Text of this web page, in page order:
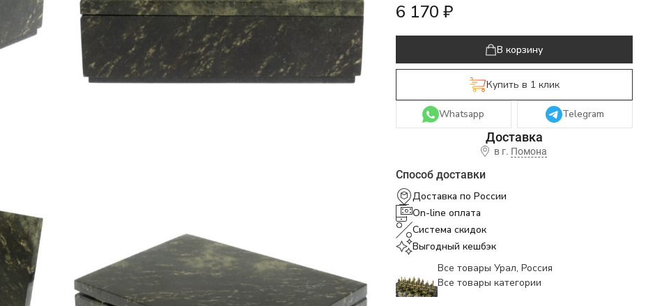
6 170 ₽
В корзину
Купить в 1 клик
Whatsapp Telegram
в г. Помона
Способ доставки
Доставка по России
On-line оплата
Система скидок
Выгодный кешбэк
Все товары Урал, Россия
Все товары категории